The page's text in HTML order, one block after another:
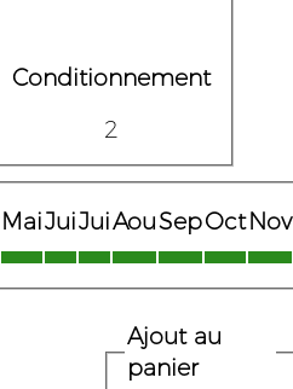
Conditionnement
2
MaiJuiJuiAouSepOctNov
Ajout au
panier